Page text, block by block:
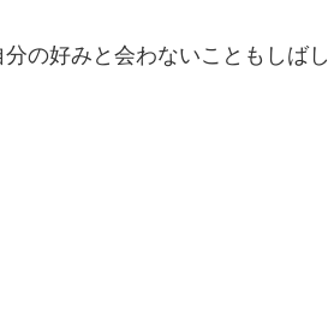
の好みと会わないこともしばし